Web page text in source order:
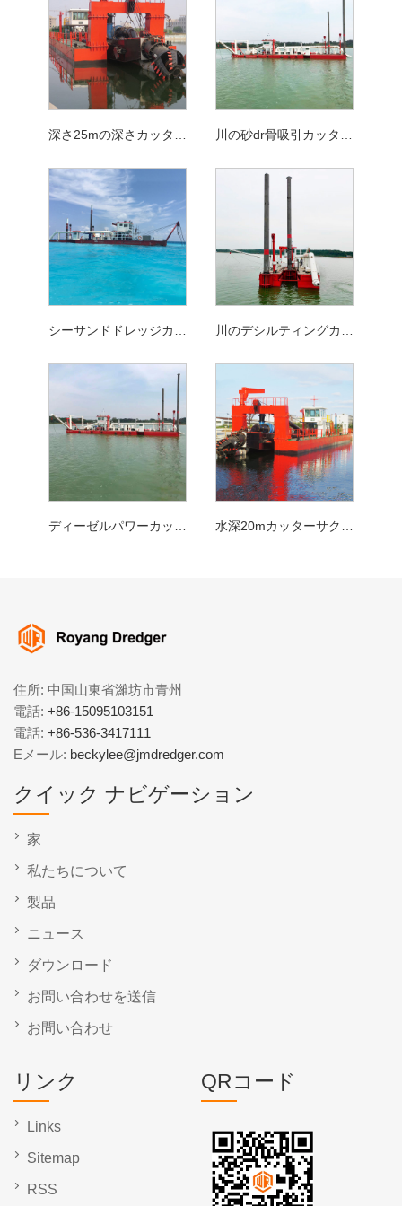
住所: 中国山東省濰坊市青州
電話: +86-15095103151
電話: +86-536-3417111
Eメール: beckylee@jmdredger.com
クイック ナビゲーション
家
私たちについて
製品
ニュース
ダウンロード
お問い合わせを送信
お問い合わせ
リンク
Links
Sitemap
RSS
QRコード